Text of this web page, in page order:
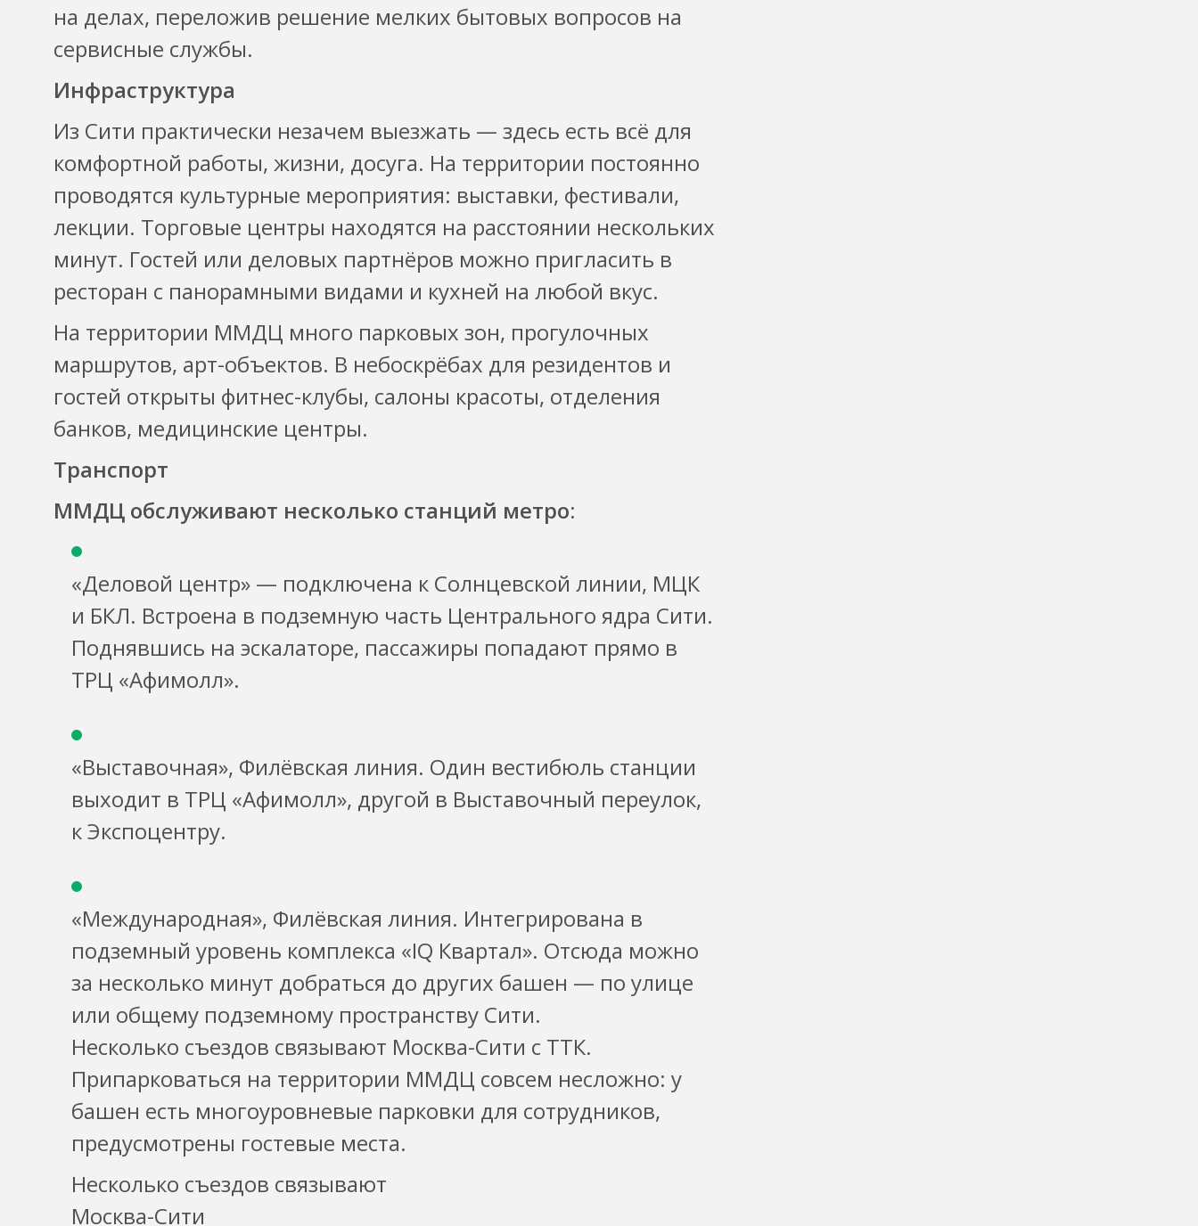
на делах, переложив решение мелких бытовых вопросов на
сервисные службы.
Инфраструктура
Из Сити практически незачем выезжать — здесь есть всё для
комфортной работы, жизни, досуга. На территории постоянно
проводятся культурные мероприятия: выставки, фестивали,
лекции. Торговые центры находятся на расстоянии нескольких
минут. Гостей или деловых партнёров можно пригласить в
ресторан с панорамными видами и кухней на любой вкус.
На территории ММДЦ много парковых зон, прогулочных
маршрутов, арт-объектов. В небоскрёбах для резидентов и
гостей открыты фитнес-клубы, салоны красоты, отделения
банков, медицинские центры.
Транспорт
ММДЦ обслуживают несколько станций метро:
«Деловой центр» — подключена к Солнцевской линии, МЦК
и БКЛ. Встроена в подземную часть Центрального ядра Сити.
Поднявшись на эскалаторе, пассажиры попадают прямо в
ТРЦ «Афимолл».
«Выставочная», Филёвская линия. Один вестибюль станции
выходит в ТРЦ «Афимолл», другой в Выставочный переулок,
к Экспоцентру.
«Международная», Филёвская линия. Интегрирована в
подземный уровень комплекса «IQ Квартал». Отсюда можно
за несколько минут добраться до других башен — по улице
или общему подземному пространству Сити.
Несколько съездов связывают Москва-Сити с ТТК.
Припарковаться на территории ММДЦ совсем несложно: у
башен есть многоуровневые парковки для сотрудников,
предусмотрены гостевые места.
Несколько съездов связывают
Москва-Сити